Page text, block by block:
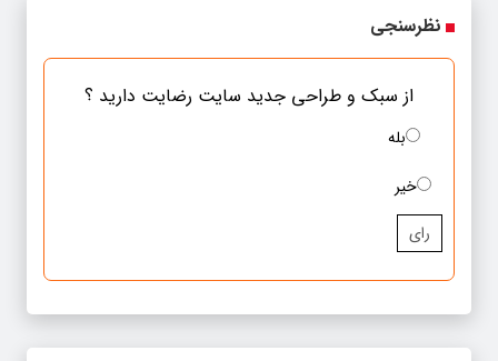
نظرسنجی
از سبک و طراحی جدید سایت رضایت دارید ؟
بله
خیر
رای